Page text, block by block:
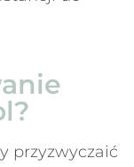
przyzwyczaić